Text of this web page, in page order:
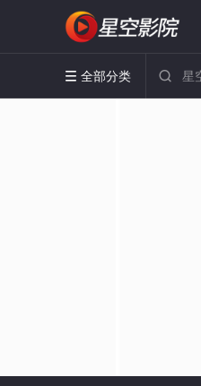
 全部分类 